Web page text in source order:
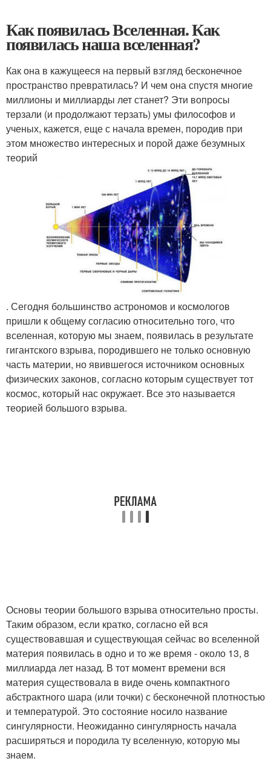
Как появилась Вселенная. Как
появилась наша вселенная?
Как она в кажущееся на первый взгляд бесконечное
пространство превратилась? И чем она спустя многие
миллионы и миллиарды лет станет? Эти вопросы
терзали (и продолжают терзать) умы философов и
ученых, кажется, еще с начала времен, породив при
этом множество интересных и порой даже безумных
теорий
. Сегодня большинство астрономов и космологов
пришли к общему согласию относительно того, что
вселенная, которую мы знаем, появилась в результате
гигантского взрыва, породившего не только основную
часть материи, но явившегося источником основных
физических законов, согласно которым существует тот
космос, который нас окружает. Все это называется
теорией большого взрыва.
Основы теории большого взрыва относительно просты.
Таким образом, если кратко, согласно ей вся
существовавшая и существующая сейчас во вселенной
материя появилась в одно и то же время - около 13, 8
миллиарда лет назад. В тот момент времени вся
материя существовала в виде очень компактного
абстрактного шара (или точки) с бесконечной плотностью
и температурой. Это состояние носило название
сингулярности. Неожиданно сингулярность начала
расширяться и породила ту вселенную, которую мы
знаем.